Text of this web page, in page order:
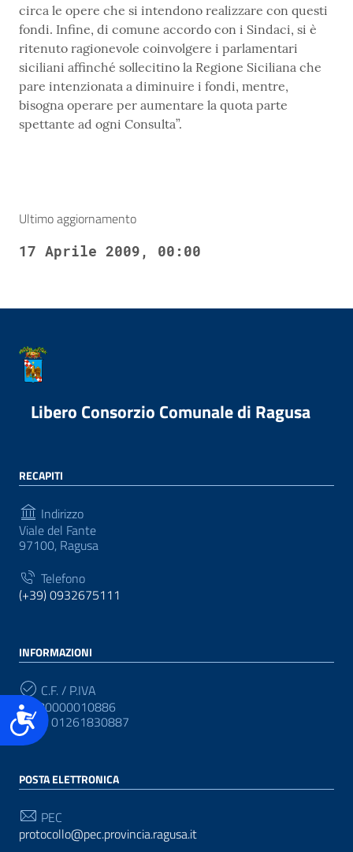
Accessibilità
circa le opere che si intendono realizzare con questi
fondi. Infine, di comune accordo con i Sindaci, si è
ritenuto ragionevole coinvolgere i parlamentari
siciliani affinché sollecitino la Regione Siciliana che
pare intenzionata a diminuire i fondi, mentre,
bisogna operare per aumentare la quota parte
spettante ad ogni Consulta”.
Ultimo aggiornamento
17 Aprile 2009, 00:00
Libero Consorzio Comunale di Ragusa
RECAPITI
Indirizzo
Viale del Fante
97100, Ragusa
Telefono
(+39) 0932675111
INFORMAZIONI
C.F. / P.IVA
CF: 80000010886
P.IVA: 01261830887
POSTA ELETTRONICA
PEC
protocollo@pec.provincia.ragusa.it